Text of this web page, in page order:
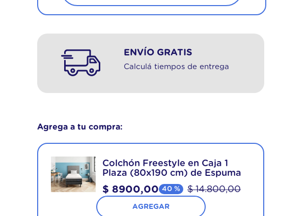
ENVÍO GRATIS
Calculá tiempos de entrega
Agrega a tu compra:
Colchón Freestyle en Caja 1
Plaza (80x190 cm) de Espuma
$ 14.800,00
$ 8900,00 40 %
AGREGAR